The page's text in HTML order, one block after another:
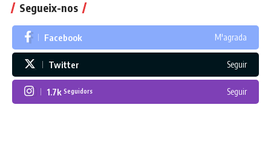
Segueix-nos
Facebook M'agrada
Twitter Seguir
1.7k Seguidors Seguir